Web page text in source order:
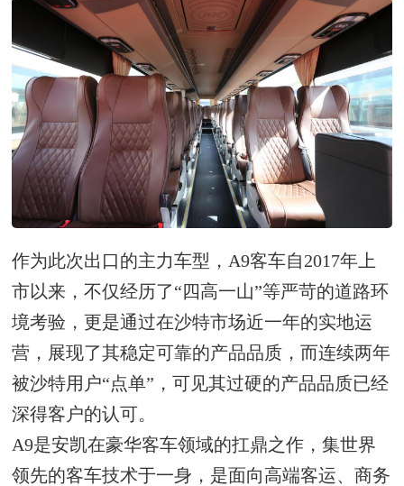
作为此次出口的主力车型，A9客车自2017年上
市以来，不仅经历了“四高一山”等严苛的道路环
境考验，更是通过在沙特市场近一年的实地运
营，展现了其稳定可靠的产品品质，而连续两年
被沙特用户“点单”，可见其过硬的产品品质已经
深得客户的认可。
A9是安凯在豪华客车领域的扛鼎之作，集世界
领先的客车技术于一身，是面向高端客运、商务